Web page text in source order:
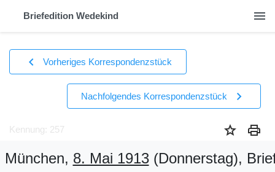
Briefedition Wedekind menu
chevron_left Vorheriges Korrespondenzstück
Nachfolgendes Korrespondenzstück chevron_right
Kennung: 257 star print
München, 8. Mai 1913(Donnerstag),